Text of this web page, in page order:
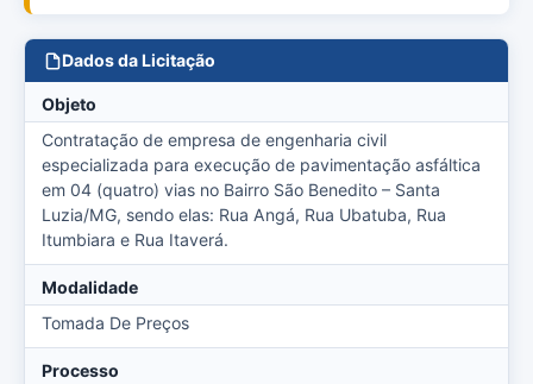
Dados da Licitação
Objeto
Contratação de empresa de engenharia civil
especializada para execução de pavimentação asfáltica
em 04 (quatro) vias no Bairro São Benedito – Santa
Luzia/MG, sendo elas: Rua Angá, Rua Ubatuba, Rua
Itumbiara e Rua Itaverá.
Modalidade
Tomada De Preços
Processo